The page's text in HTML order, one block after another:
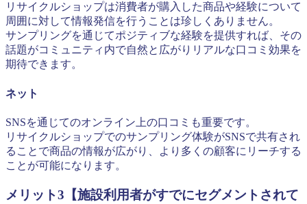
リサイクルショップは消費者が購入した商品や経験について
周囲に対して情報発信を行うことは珍しくありません。
サンプリングを通じてポジティブな経験を提供すれば、その
話題がコミュニティ内で自然と広がりリアルな口コミ効果を
期待できます。
ネット
SNSを通じてのオンライン上の口コミも重要です。
リサイクルショップでのサンプリング体験がSNSで共有され
ることで商品の情報が広がり、より多くの顧客にリーチする
ことが可能になります。
メリット3【施設利用者がすでにセグメントされて